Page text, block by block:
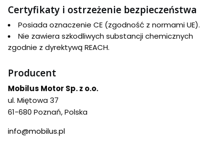
Certyfikaty i ostrzeżenie bezpieczeństwa
Posiada oznaczenie CE (zgodność z normami UE).
Nie zawiera szkodliwych substancji chemicznych
zgodnie z dyrektywą REACH.
Producent
Mobilus Motor Sp. z o.o.
ul. Miętowa 37
61-680 Poznań, Polska
info@mobilus.pl